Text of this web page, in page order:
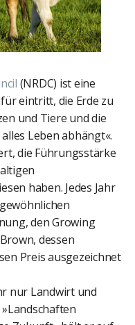
(NRDC) ist eine
eintritt, die Erde zu
und Tiere und die
Leben abhängt«.
die Führungsstärke
haben. Jedes Jahr
den Growing
dessen
Preis ausgezeichnet
nur Landwirt und